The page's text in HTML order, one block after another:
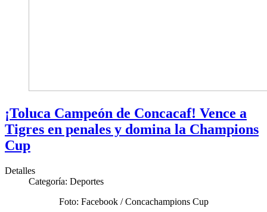
¡Toluca Campeón de Concacaf! Vence a
Tigres en penales y domina la Champions
Cup
Detalles
Categoría: Deportes
Foto: Facebook / Concachampions Cup